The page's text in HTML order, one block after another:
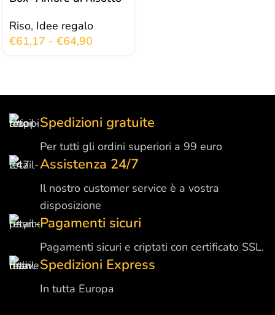
Riso, Idee regalo
€61,17 - €64,90
Spedizioni gratuite
Per tutti gli ordini superiori a 99 euro
Assistenza 24/7
Il nostro customer service è a vostra
disposizione
Pagamenti sicuri
Pagamenti sicuri e criptati con certificato SSL.
Spedizioni Express
In tutta Europa